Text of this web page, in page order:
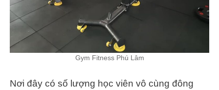
Gym Fitness Phú Lâm
Nơi đây có số lượng học viên vô cùng đông